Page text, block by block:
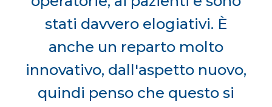
stati davvero elogiativi. È
anche un reparto molto
innovativo, dall'aspetto nuovo,
quindi penso che questo si